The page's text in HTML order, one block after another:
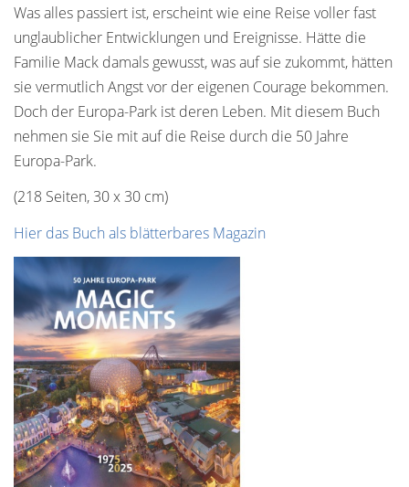
Was alles passiert ist, erscheint wie eine Reise voller fast
unglaublicher Entwicklungen und Ereignisse. Hätte die
Familie Mack damals gewusst, was auf sie zukommt, hätten
sie vermutlich Angst vor der eigenen Courage bekommen.
Doch der Europa-Park ist deren Leben. Mit diesem Buch
nehmen sie Sie mit auf die Reise durch die 50 Jahre
Europa-Park.
(218 Seiten, 30 x 30 cm)
Hier das Buch als blätterbares Magazin